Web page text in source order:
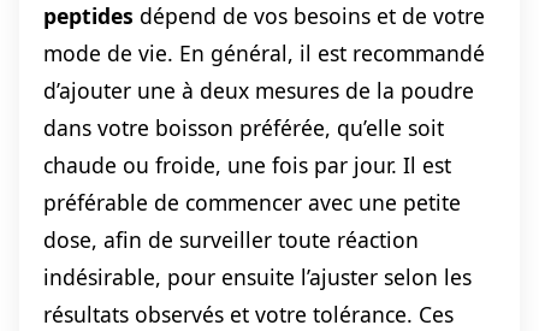
peptides dépend de vos besoins et de votre
mode de vie. En général, il est recommandé
d’ajouter une à deux mesures de la poudre
dans votre boisson préférée, qu’elle soit
chaude ou froide, une fois par jour. Il est
préférable de commencer avec une petite
dose, afin de surveiller toute réaction
indésirable, pour ensuite l’ajuster selon les
résultats observés et votre tolérance. Ces